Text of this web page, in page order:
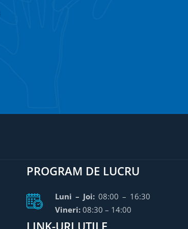
PROGRAM DE LUCRU
Luni – Joi:08:00 – 16:30
Vineri:08:30 – 14:00
LINK-URI UTILE